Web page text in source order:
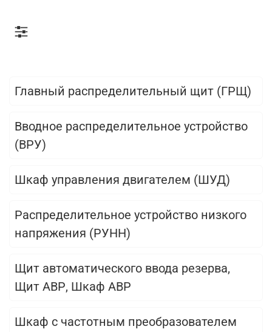
Главный распределительный щит (ГРЩ)
Вводное распределительное устройство
(ВРУ)
Шкаф управления двигателем (ШУД)
Распределительное устройство низкого
напряжения (РУНН)
Щит автоматического ввода резерва,
Щит АВР, Шкаф АВР
Шкаф с частотным преобразователем